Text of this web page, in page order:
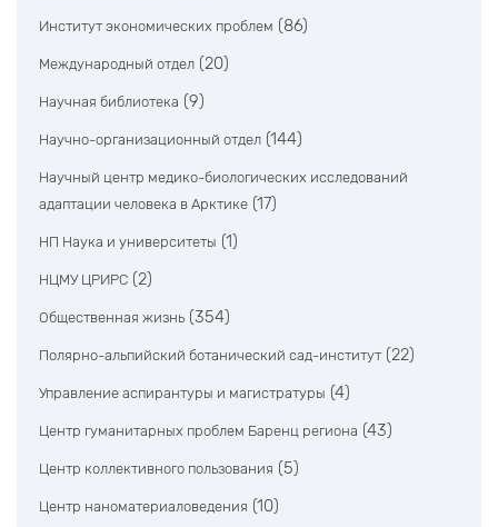
Институт экономических проблем (86)
Международный отдел (20)
Научная библиотека (9)
Научно-организационный отдел (144)
Научный центр медико-биологических исследований
адаптации человека в Арктике (17)
НП Наука и университеты (1)
НЦМУ ЦРИРС (2)
Общественная жизнь (354)
Полярно-альпийский ботанический сад-институт (22)
Управление аспирантуры и магистратуры (4)
Центр гуманитарных проблем Баренц региона (43)
Центр коллективного пользования (5)
Центр наноматериаловедения (10)